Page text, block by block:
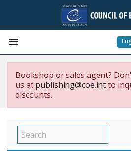

Bookshop or sales agent?
us at publishing@coe.intto
discounts.